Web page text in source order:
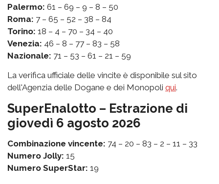
Palermo: 61 – 69 – 9 – 8 – 50
Roma: 7 – 65 – 52 – 38 – 84
Torino: 18 – 4 – 70 – 34 – 40
Venezia: 46 – 8 – 77 – 83 – 58
Nazionale: 71 – 53 – 61 – 21 – 59
La verifica ufficiale delle vincite è disponibile sul sito
dell'Agenzia delle Dogane e dei Monopoli qui.
SuperEnalotto – Estrazione di
giovedì 6 agosto 2026
Combinazione vincente: 74 – 20 – 83 – 2 – 11 – 33
Numero Jolly: 15
Numero SuperStar: 19